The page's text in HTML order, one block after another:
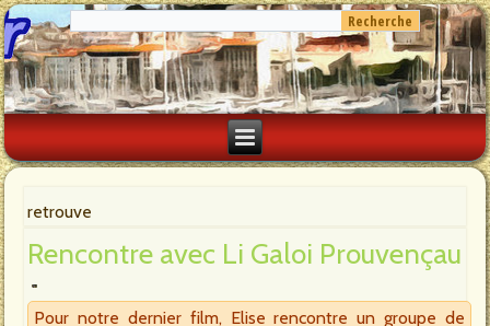
retrouve
Rencontre avec Li Galoi Prouvençau
Pour notre dernier film, Elise rencontre un groupe de